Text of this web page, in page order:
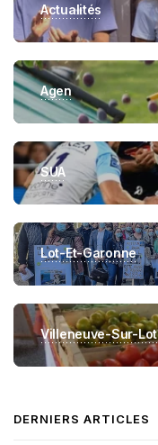
Actualités
Agen
SUA
Lot-Et-Garonne
Villeneuve-Sur-Lot
DERNIERS ARTICLES